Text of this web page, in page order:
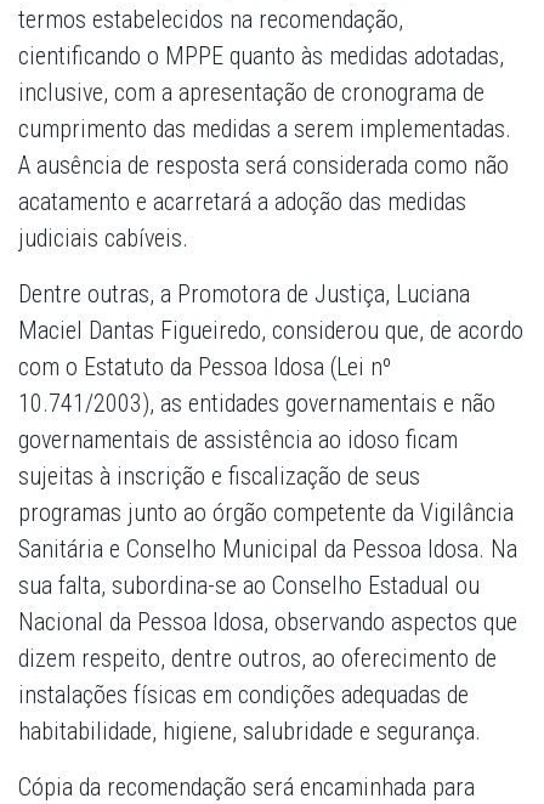
termos estabelecidos na recomendação,
cientificando o MPPE quanto às medidas adotadas,
inclusive, com a apresentação de cronograma de
cumprimento das medidas a serem implementadas.
A ausência de resposta será considerada como não
acatamento e acarretará a adoção das medidas
judiciais cabíveis.
Dentre outras, a Promotora de Justiça, Luciana
Maciel Dantas Figueiredo, considerou que, de acordo
com o Estatuto da Pessoa Idosa (Lei nº
10.741/2003), as entidades governamentais e não
governamentais de assistência ao idoso ficam
sujeitas à inscrição e fiscalização de seus
programas junto ao órgão competente da Vigilância
Sanitária e Conselho Municipal da Pessoa Idosa. Na
sua falta, subordina-se ao Conselho Estadual ou
Nacional da Pessoa Idosa, observando aspectos que
dizem respeito, dentre outros, ao oferecimento de
instalações físicas em condições adequadas de
habitabilidade, higiene, salubridade e segurança.
Cópia da recomendação será encaminhada para